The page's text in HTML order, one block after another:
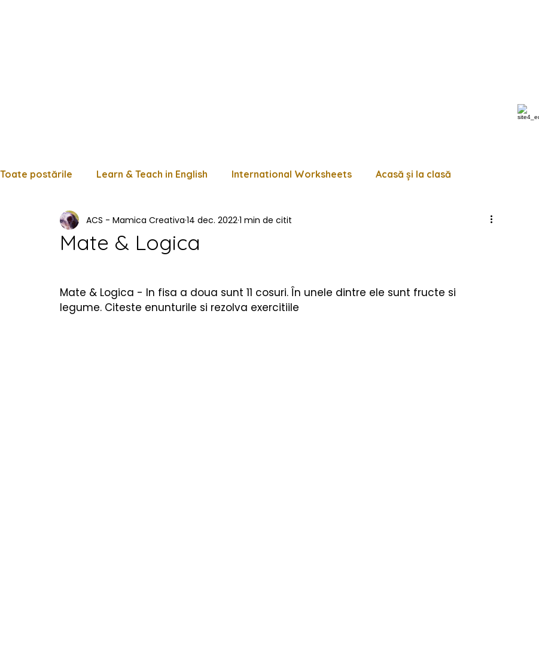
Toate postările Learn & Teach in English International Worksheets Acasă și la clasă
Limba română Matematică Istorie Fișe de lucru diverse Trasează
Mate & Logica
ACS - Mamica Creativa 14 dec. 20221 min de citit
Mate & Logica - In fisa a doua sunt 11 cosuri. În unele dintre ele sunt fructe si
legume. Citeste enunturile si rezolva exercitiile